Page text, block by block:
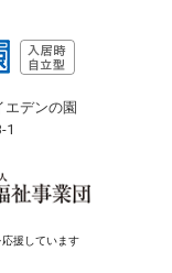
エデンの園
1
援しています